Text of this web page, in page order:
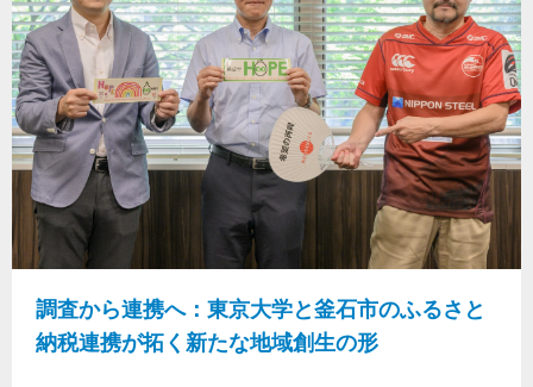
調査から連携へ：東京大学と釜石市のふるさと
納税連携が拓く新たな地域創生の形